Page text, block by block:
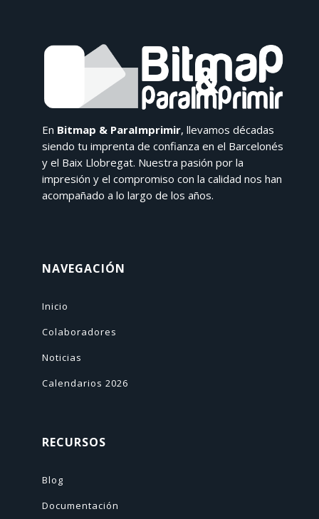
En Bitmap & ParaImprimir, llevamos décadas
siendo tu imprenta de confianza en el Barcelonés
y el Baix Llobregat. Nuestra pasión por la
impresión y el compromiso con la calidad nos han
acompañado a lo largo de los años.
NAVEGACIÓN
Inicio
Colaboradores
Noticias
Calendarios 2026
RECURSOS
Blog
Documentación